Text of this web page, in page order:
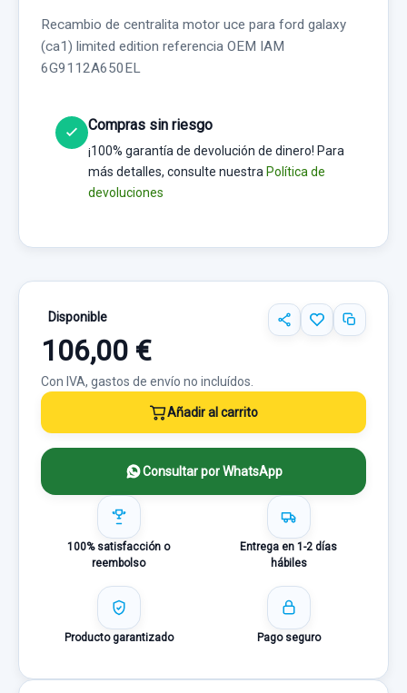
Recambio de centralita motor uce para ford galaxy
(ca1) limited edition referencia OEM IAM
6G9112A650EL
Compras sin riesgo
¡100% garantía de devolución de dinero! Para
más detalles, consulte nuestra Política de
devoluciones
Disponible
106,00 €
Con IVA, gastos de envío no incluídos.
Añadir al carrito
Consultar por WhatsApp
100% satisfacción o
reembolso
Entrega en 1-2 días
hábiles
Producto garantizado Pago seguro